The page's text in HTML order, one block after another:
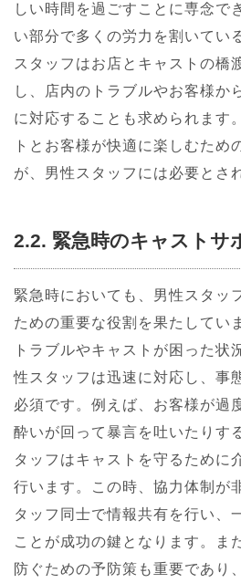
しい時間を過ごすことに専念で
い部分で多くの労力を割いてい
スタッフはお店とキャストの橋
し、店内のトラブルやお客様か
に対応することも求められます
トとお客様が快適に楽しむため
が、男性スタッフには必要とさ
2.2. 緊急時のキャストサ
緊急時においても、男性スタッ
ための重要な役割を果たしてい
トラブルやキャストが困った状
性スタッフは迅速に対応し、事
必須です。例えば、お客様が過
酔いが回って暴言を吐いたりす
タッフはキャストを守るために
行います。この時、協力体制が
タッフ同士で情報共有を行い、
ことが成功の鍵となります。ま
防ぐための予防策も重要であり